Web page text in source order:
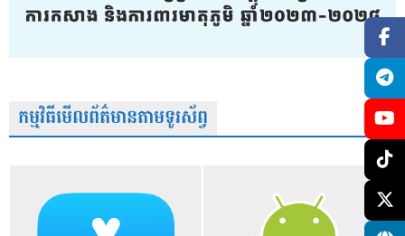
កម្មវិធីមើលព័ត៌មានតាមទូរស័ព្វ